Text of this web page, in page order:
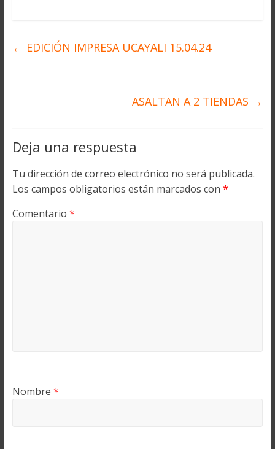
← EDICIÓN IMPRESA UCAYALI 15.04.24
ASALTAN A 2 TIENDAS →
Deja una respuesta
Tu dirección de correo electrónico no será publicada.
Los campos obligatorios están marcados con *
Comentario *
Nombre *